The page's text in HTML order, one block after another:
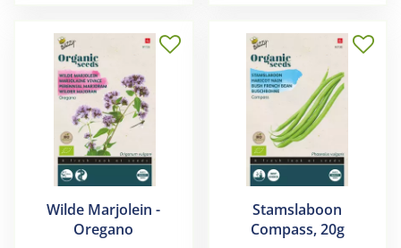
Wilde Marjolein -
Oregano
Stamslaboon
Compass, 20g